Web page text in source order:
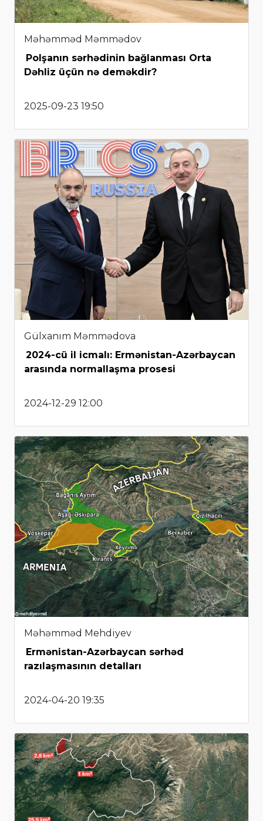
Məhəmməd Məmmədov
Polşanın sərhədinin bağlanması Orta
Dəhliz üçün nə deməkdir?
2025-09-23 19:50
Gülxanım Məmmədova
2024-cü il icmalı: Ermənistan-Azərbaycan
arasında normallaşma prosesi
2024-12-29 12:00
Məhəmməd Mehdiyev
Ermənistan-Azərbaycan sərhəd
razılaşmasının detalları
2024-04-20 19:35